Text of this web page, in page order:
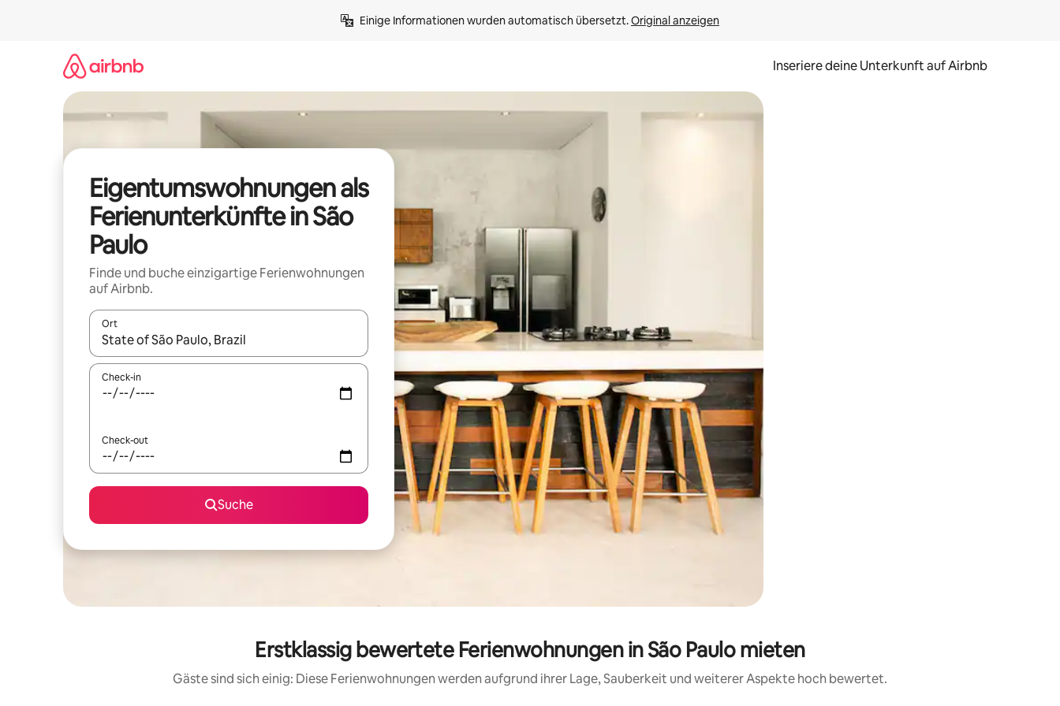
Einige Informationen wurden automatisch übersetzt. Original anzeigen
Inseriere deine Unterkunft auf Airbnb
Eigentumswohnungen als
Ferienunterkünfte in São
Paulo
Finde und buche einzigartige Ferienwohnungen
auf Airbnb.
Ort
Wenn Ergebnisse verfügbar sind, navigiere mit den Pfeiltasten nach oben und unten oder erkunde die Ergebnisse durch Berühren oder Wischgesten.
Check-in
Check-out
Suche
Erstklassig bewertete Ferienwohnungen in São Paulo mieten
Gäste sind sich einig: Diese Ferienwohnungen werden aufgrund ihrer Lage, Sauberkeit und weiterer Aspekte hoch bewertet.